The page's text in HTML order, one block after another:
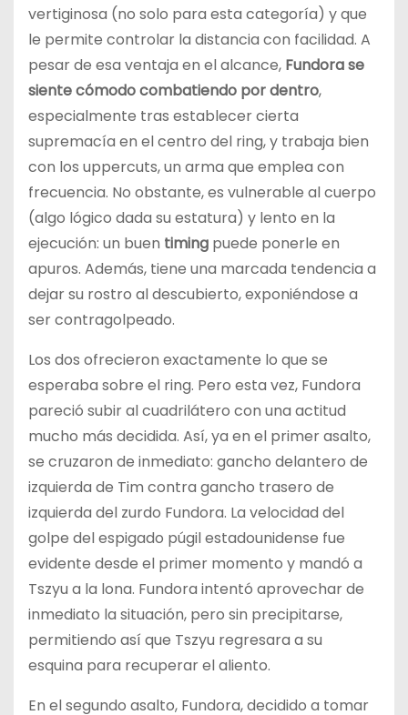
vertiginosa (no solo para esta categoría) y que
le permite controlar la distancia con facilidad. A
pesar de esa ventaja en el alcance, Fundora se
siente cómodo combatiendo por dentro,
especialmente tras establecer cierta
supremacía en el centro del ring, y trabaja bien
con los uppercuts, un arma que emplea con
frecuencia. No obstante, es vulnerable al cuerpo
(algo lógico dada su estatura) y lento en la
ejecución: un buen timing puede ponerle en
apuros. Además, tiene una marcada tendencia a
dejar su rostro al descubierto, exponiéndose a
ser contragolpeado.
Los dos ofrecieron exactamente lo que se
esperaba sobre el ring. Pero esta vez, Fundora
pareció subir al cuadrilátero con una actitud
mucho más decidida. Así, ya en el primer asalto,
se cruzaron de inmediato: gancho delantero de
izquierda de Tim contra gancho trasero de
izquierda del zurdo Fundora. La velocidad del
golpe del espigado púgil estadounidense fue
evidente desde el primer momento y mandó a
Tszyu a la lona. Fundora intentó aprovechar de
inmediato la situación, pero sin precipitarse,
permitiendo así que Tszyu regresara a su
esquina para recuperar el aliento.
En el segundo asalto, Fundora, decidido a tomar